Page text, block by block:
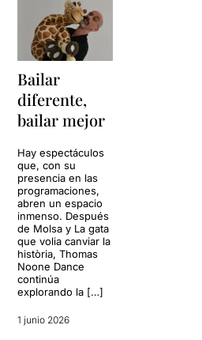
Bailar
diferente,
bailar mejor
Hay espectáculos
que, con su
presencia en las
programaciones,
abren un espacio
inmenso. Después
de Molsa y La gata
que volia canviar la
història, Thomas
Noone Dance
continúa
explorando la […]
1 junio 2026